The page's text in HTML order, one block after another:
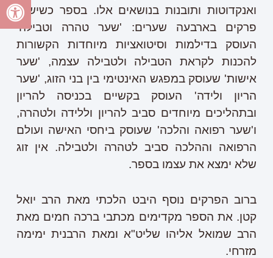
ואנקדוטות ותובנות בנושאים אלו. בספר כשישים
פרקים בארבעה שערים: 'שער טהרה וטבילה'
העוסק בדילמות וסיטואציות מיוחדות הקשורות
להכנות לקראת הטבילה ולטבילה עצמה, 'שער
אישות' שעוסק במפגש האינטימי בין בני הזוג, 'שער
הריון ולידה' העוסק בקשיים בכניסה להריון
ובתהליכים מיוחדים סביב להריון וללידה ולטהרה,
ו'שער רפואה והלכה' שעוסק ביחסי האישה ועולם
הרפואה וההלכה סביב לטהרה ולטבילה. אין זוג
שלא ימצא את עצמו בספר.
ברוב הפרקים נוסף היבט הלכתי מאת הרב יואל
קטן. את הספר מקדימים מכתבי ברכה חמים מאת
הרב שמואל אליהו שליט"א ומאת הרבנית ימימה
מזרחי.